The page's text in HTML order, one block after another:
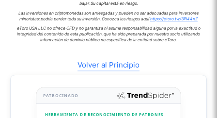
bajar. Su capital está en riesgo.
Las inversiones en criptomonedas son arriesgadas y pueden no ser adecuadas para inversores
minoristas; podría perder toda su inversión. Conozca los riesgos aquíhttps://etoro.tw/3PI44nZ
eToro USA LLC no ofrece CFD y no garantiza ni asume responsabilidad alguna por la exactitud o
integridad del contenido de esta publicación, que ha sido preparada por nuestro socio utilizando
información de dominio público no específica de la entidad sobre eToro.
Volver al Principio
PATROCINADO
HERRAMIENTA DE RECONOCIMIENTO DE PATRONES